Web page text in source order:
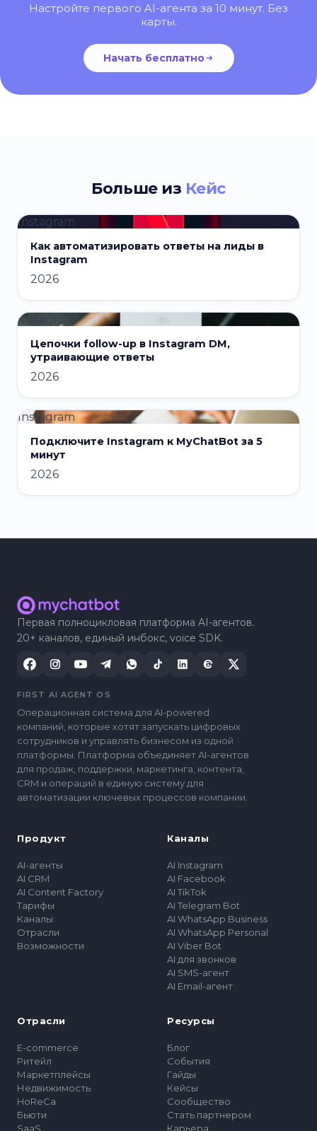
Настройте первого AI-агента за 10 минут. Без
карты.
Начать бесплатно
Больше из Кейс
Instagram
Как автоматизировать ответы на лиды в
Instagram
2026
Instagram
Цепочки follow-up в Instagram DM,
утраивающие ответы
2026
Instagram
Подключите Instagram к MyChatBot за 5
минут
2026
Первая полноцикловая платформа AI-агентов.
20+ каналов, единый инбокс, voice SDK.
FIRST AI AGENT OS
Операционная система для AI-powered
компаний, которые хотят запускать цифровых
сотрудников и управлять бизнесом из одной
платформы. Платформа объединяет AI-агентов
для продаж, поддержки, маркетинга, контента,
CRM и операций в единую систему для
автоматизации ключевых процессов компании.
Продукт
AI-агенты
AI CRM
AI Content Factory
Тарифы
Каналы
Отрасли
Возможности
Каналы
AI Instagram
AI Facebook
AI TikTok
AI Telegram Bot
AI WhatsApp Business
AI WhatsApp Personal
AI Viber Bot
AI для звонков
AI SMS-агент
AI Email-агент
Отрасли
E-commerce
Ритейл
Маркетплейсы
Недвижимость
HoReCa
Бьюти
SaaS
Ресурсы
Блог
События
Гайды
Кейсы
Сообщество
Стать партнером
Карьера